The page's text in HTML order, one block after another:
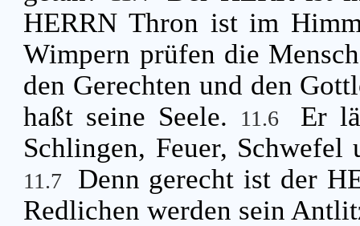
HERRN Thron ist im
Wimpern prüfen die
den Gerechten und den
haßt seine Seele.
11.6
Er
Schlingen, Feuer,
11.7
Denn gerecht ist der
Redlichen werden sein